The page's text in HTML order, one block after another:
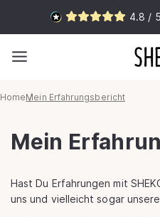
4.8 / 5
HomeMein Erfahrungsbericht
Mein
Hast Du Erfahrungen mit
uns und vielleicht sogar